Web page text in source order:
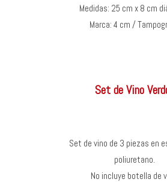
Medidas: 25 cm x 8 cm
Marca: 4 cm /
Set de Vino
Set de vino de 3 piezas en
poliuretano.
No incluye botella de